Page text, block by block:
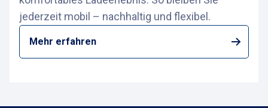
jederzeit mobil – nachhaltig und flexibel.
Mehr erfahren